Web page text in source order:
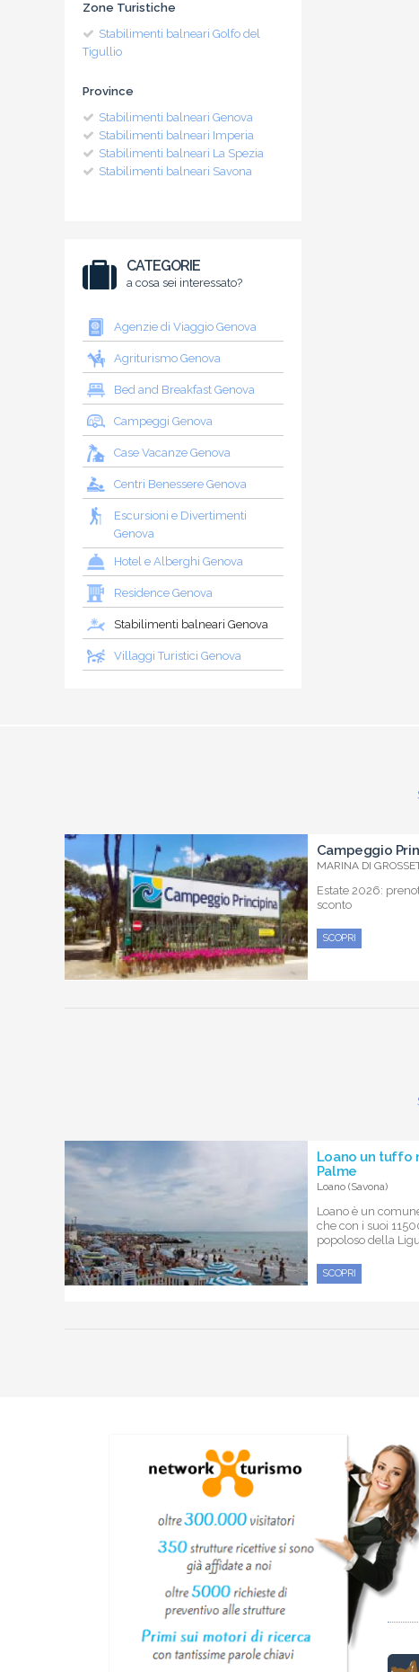
Zone Turistiche
Stabilimenti balneari Golfo del
Tigullio
Province
Stabilimenti balneari Genova
Stabilimenti balneari Imperia
Stabilimenti balneari La Spezia
Stabilimenti balneari Savona
CATEGORIE
a cosa sei interessato?
Agenzie di Viaggio Genova
Agriturismo Genova
Bed and Breakfast Genova
Campeggi Genova
Case Vacanze Genova
Centri Benessere Genova
Escursioni e Divertimenti
Genova
Hotel e Alberghi Genova
Residence Genova
Stabilimenti balneari Genova
Villaggi Turistici Genova
Campeggio
MARINA DI
Estate 2026:
sconto
SCOPRI
Loano un tuffo
Palme
Loano (Savona)
Loano è un
che con i suoi
popoloso della
SCOPRI